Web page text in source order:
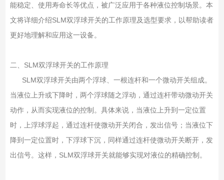
能稳定、使用寿命长等优点，被广泛应用于各种液位控制场景。本
文将详细介绍SLM双浮球开关的工作原理及选型要求，以帮助读者
更好地理解和应用这一设备。
二、SLM双浮球开关的工作原理
SLM双浮球开关由两个浮球、一根连杆和一个微动开关组成。
当液位上升或下降时，两个浮球随之浮动，通过连杆带动微动开关
动作，从而实现液位的控制。具体来说，当液位上升到一定位置
时，上浮球浮起，通过连杆使微动开关闭合，发出信号；当液位下
降到一定位置时，下浮球下沉，同样通过连杆使微动开关断开，发
出信号。这样，SLM双浮球开关就能够实现对液位的精确控制。